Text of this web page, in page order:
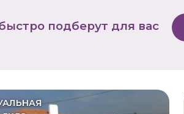
подберут для вас